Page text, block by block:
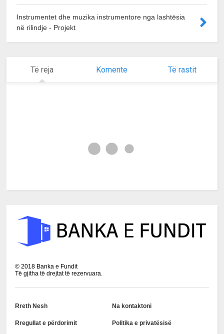
Instrumentet dhe muzika instrumentore nga lashtësia
në rilindje - Projekt
Të reja Komente Të rastit
©2018 Banka e Fundit
Të gjitha të drejtat të rezervuara.
Rreth Nesh Na kontaktoni
Rregullat e përdorimit Politika e privatësisë